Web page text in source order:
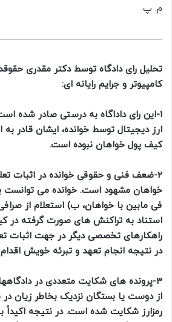
م. پ.
تحلیل رای دادگاه توسط دکتر مقدری
کامپیوتر و جرایم رایانه ای:
1-این رای داداگاه به درستی صادر شده
ارز دیجیتال توسط خوانده، ایشان قادر به
کیف پول خواهان نبوده است.
2-ضعف فنی و حقوقی خوانده در اثبات
خواهان مشهود است. خوانده می
فی مابین با خواهان، ب) استعلام از
استناد به تراکنش های صورت گرفته در
راهکارهای تخصصی دیگر در جهت اثبات
در نتیجه انجام تعهد و تبرئه خویش اقدام
3-پرونده های شکایت متعددی در
از دوست یا بستگان نزدیک بخاطر زیان در
رمزارز شکایت شده است. در نتیجه اکیداً